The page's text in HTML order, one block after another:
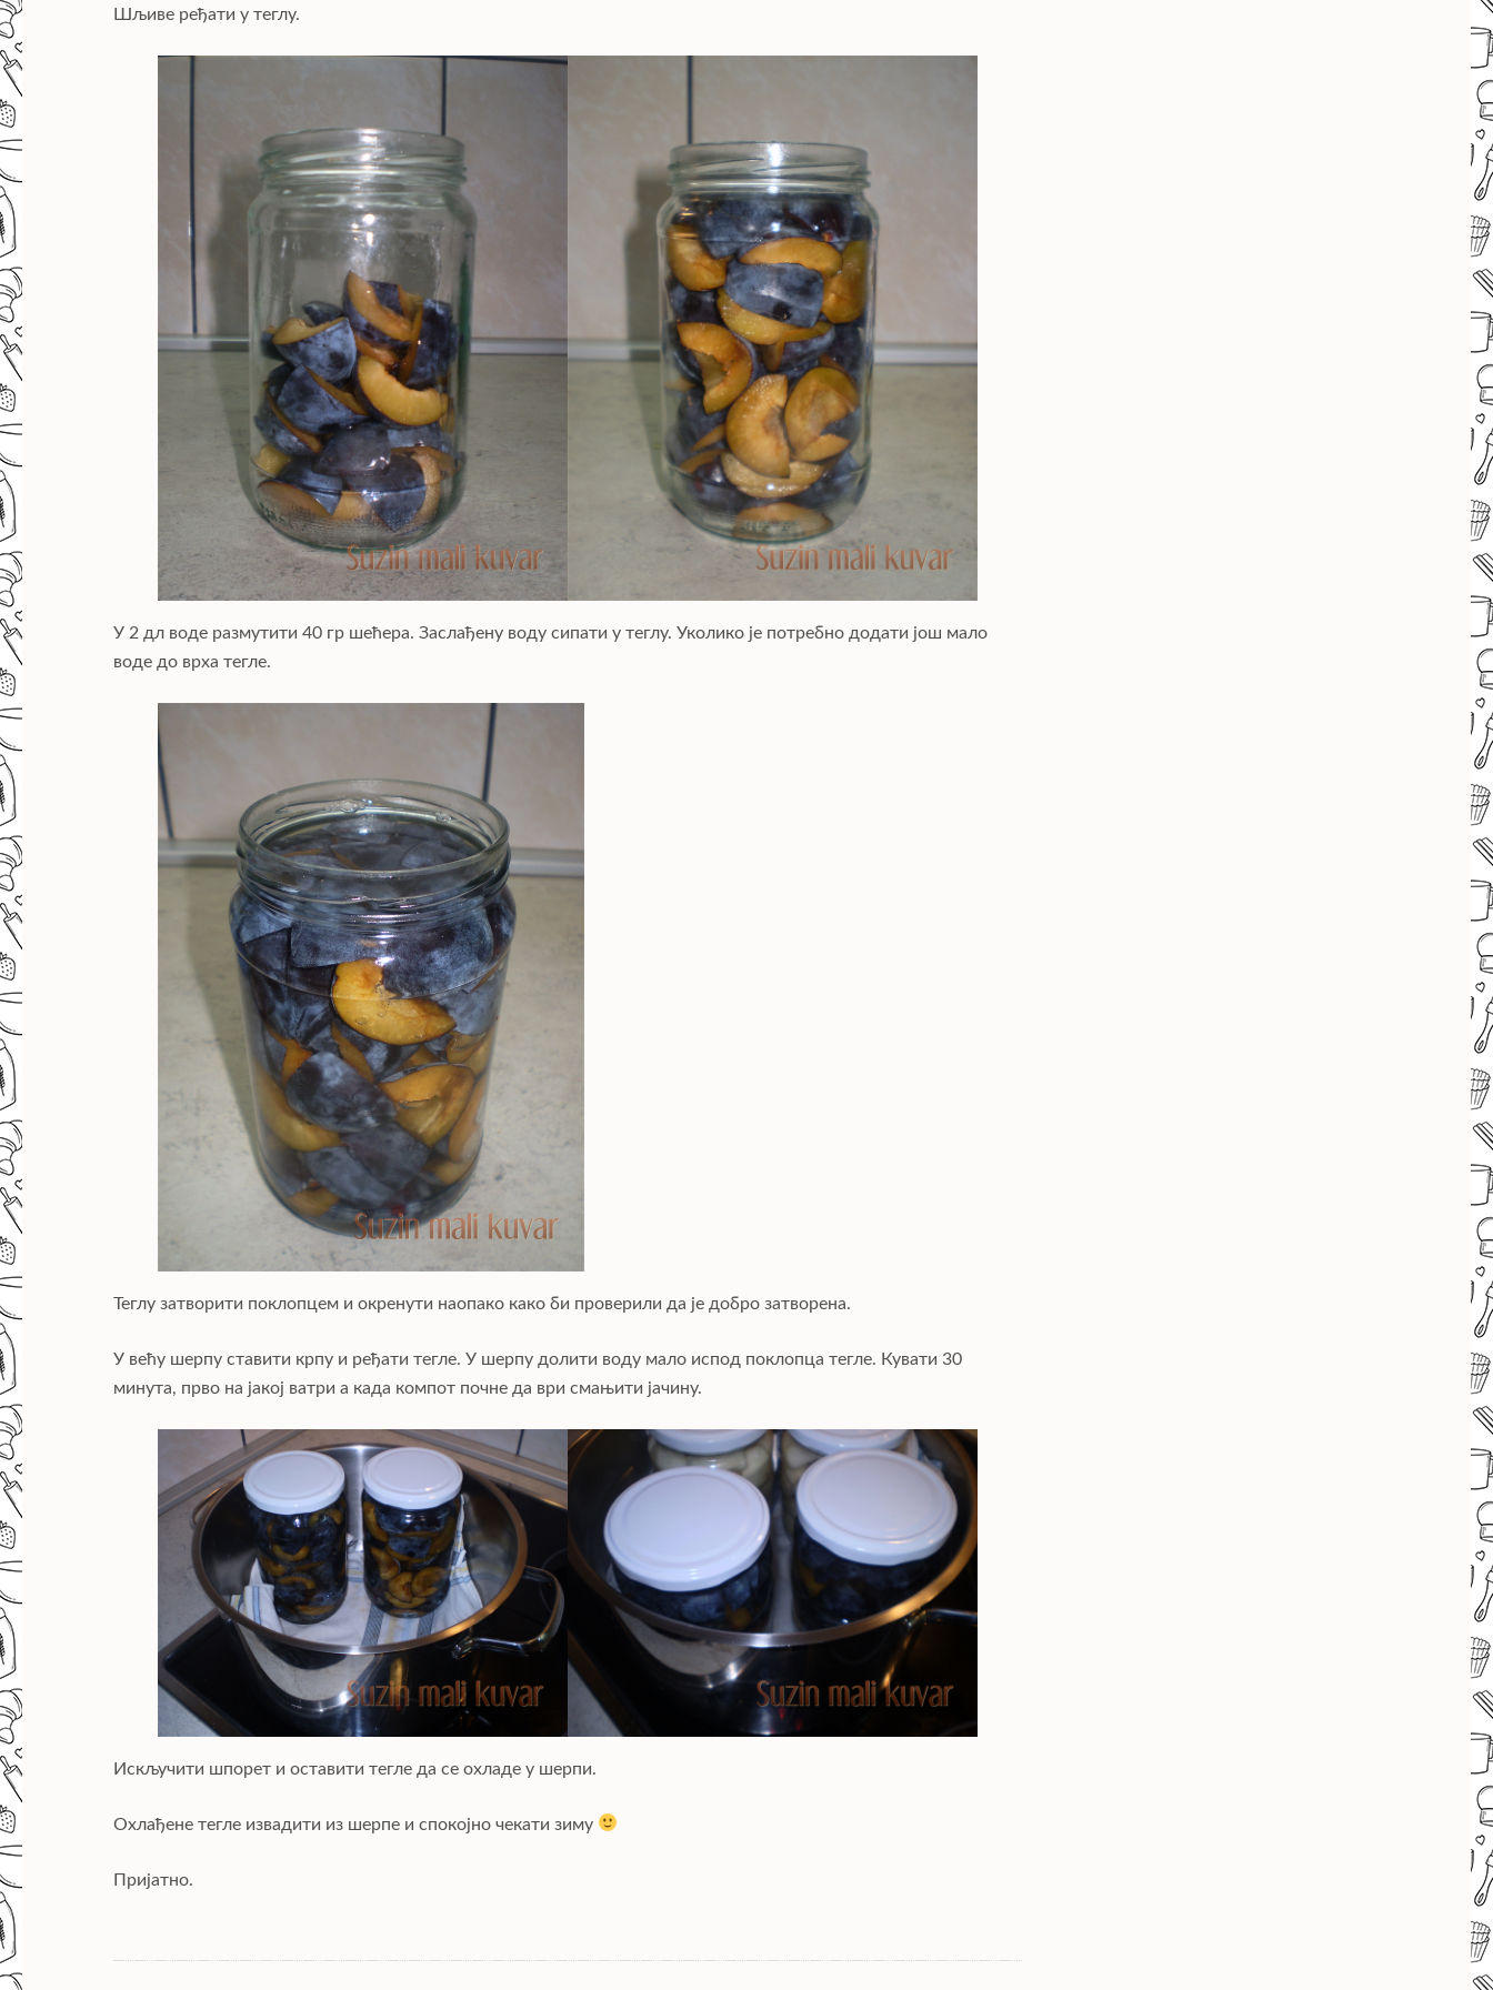
Шљиве ређати у теглу.
У 2 дл воде размутити 40 гр шећера. Заслађену воду сипати у теглу. Уколико је потребно додати још мало
воде до врха тегле.
Теглу затворити поклопцем и окренути наопако како би проверили да је добро затворена.
У већу шерпу ставити крпу и ређати тегле. У шерпу долити воду мало испод поклопца тегле. Кувати 30
минута, прво на јакој ватри а када компот почне да ври смањити јачину.
Искључити шпорет и оставити тегле да се охладе у шерпи.
Охлађене тегле извадити из шерпе и спокојно чекати зиму
Пријатно.